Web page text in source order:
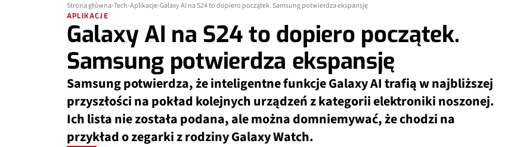
Strona główna Tech Aplikacje Galaxy AI na S24 to dopiero początek. Samsung potwierdza ekspansję
APLIKACJE
Galaxy AI na S24 to dopiero początek.
Samsung potwierdza ekspansję
Samsung potwierdza, że inteligentne funkcje Galaxy AI trafią w najbliższej
przyszłości na pokład kolejnych urządzeń z kategorii elektroniki noszonej.
Ich lista nie została podana, ale można domniemywać, że chodzi na
przykład o zegarki z rodziny Galaxy Watch.